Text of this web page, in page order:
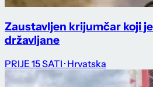
Zaustavljen krijumčar koji
državljane
PRIJE 15 SATI · Hrvatska